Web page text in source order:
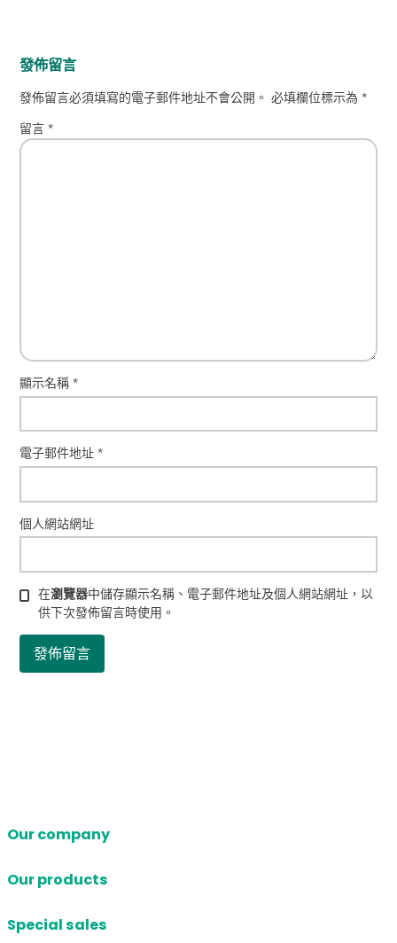
發佈留言
發佈留言必須填寫的電子郵件地址不會公開。 必填欄位標示為*
留言*
顯示名稱*
電子郵件地址*
個人網站網址
在瀏覽器中儲存顯示名稱、電子郵件地址及個人網站網址，以
供下次發佈留言時使用。
Our company
Our products
Special sales